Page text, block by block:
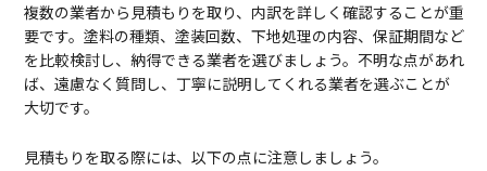
複数の業者から見積もりを取り、内訳を詳しく確認することが重
要です。塗料の種類、塗装回数、下地処理の内容、保証期間など
を比較検討し、納得できる業者を選びましょう。不明な点があれ
ば、遠慮なく質問し、丁寧に説明してくれる業者を選ぶことが
大切です。
見積もりを取る際には、以下の点に注意しましょう。